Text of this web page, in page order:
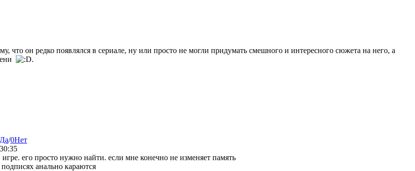
он редко появлялся в сериале, ну или просто не могли придумать смешного и интересного сюжета на него, а
.
Да/0Нет
игре. его просто нужно найти. если мне конечно не изменяет память
анально караются